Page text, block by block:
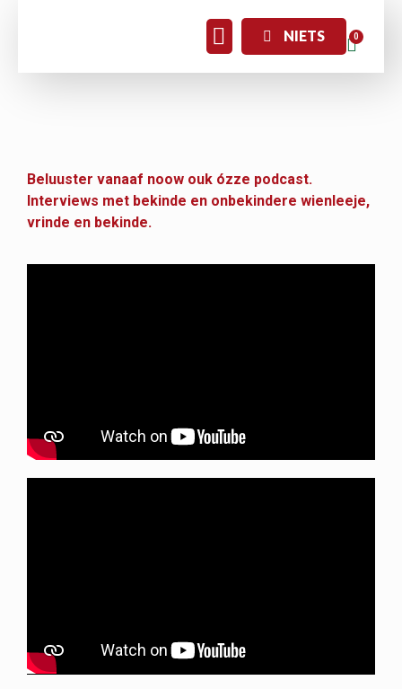
NIETS
Beluuster vanaaf noow ouk ózze podcast.
Interviews met bekinde en onbekindere wienleeje,
vrinde en bekinde.